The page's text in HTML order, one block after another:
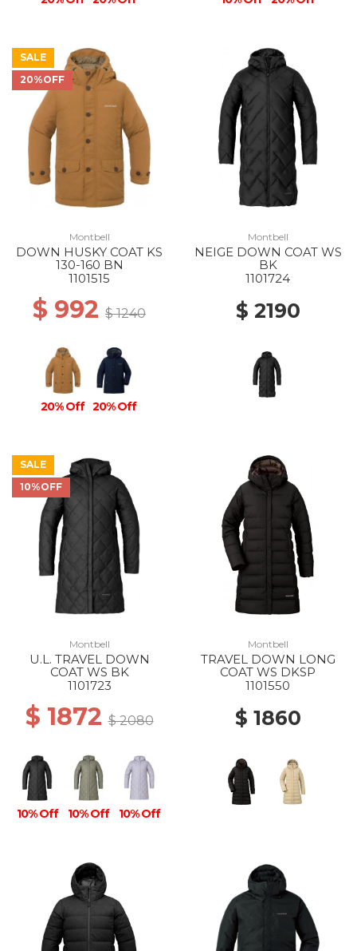
SALE
20%OFF
Montbell
DOWN HUSKY COAT KS
130-160 BN
1101515
$ 992 $ 1240
20% Off 20% Off
Montbell
NEIGE DOWN COAT WS
BK
1101724
$ 2190
SALE
10%OFF
Montbell
U.L. TRAVEL DOWN
COAT WS BK
1101723
$ 1872$ 2080
10% Off 10% Off 10% Off
Montbell
TRAVEL DOWN LONG
COAT WS DKSP
1101550
$ 1860